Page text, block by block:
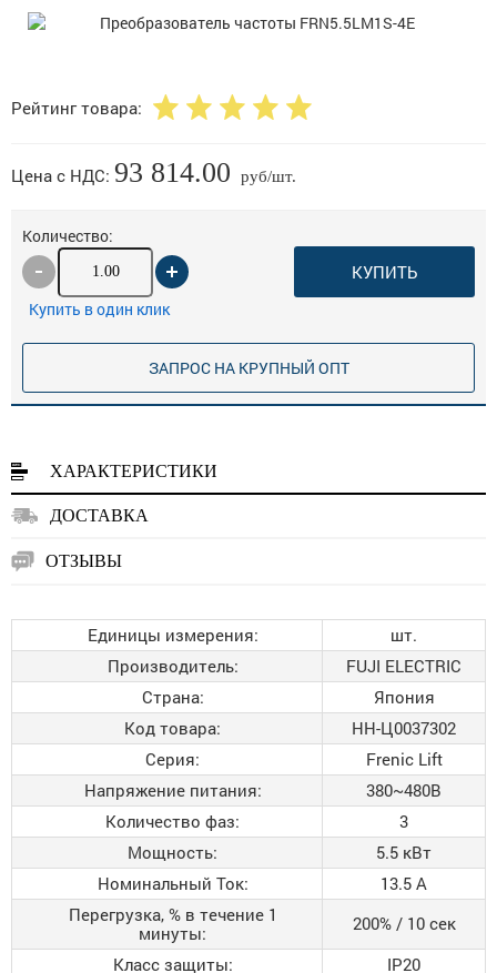
Рейтинг товара:
Цена с НДС: 93 814.00 руб/шт.
Количество:
КУПИТЬ
Купить в один клик
ЗАПРОС НА КРУПНЫЙ ОПТ
ХАРАКТЕРИСТИКИ
ДОСТАВКА
ОТЗЫВЫ
Единицы измерения:
шт.
Производитель:
FUJI ELECTRIC
Страна:
Япония
Код товара:
НН-Ц0037302
Серия:
Frenic Lift
Напряжение питания:
380~480B
Количество фаз:
3
Мощность:
5.5 кВт
Номинальный Ток:
13.5 A
Перегрузка, % в течение 1
минуты:
200% / 10 сек
Класс защиты:
IP20